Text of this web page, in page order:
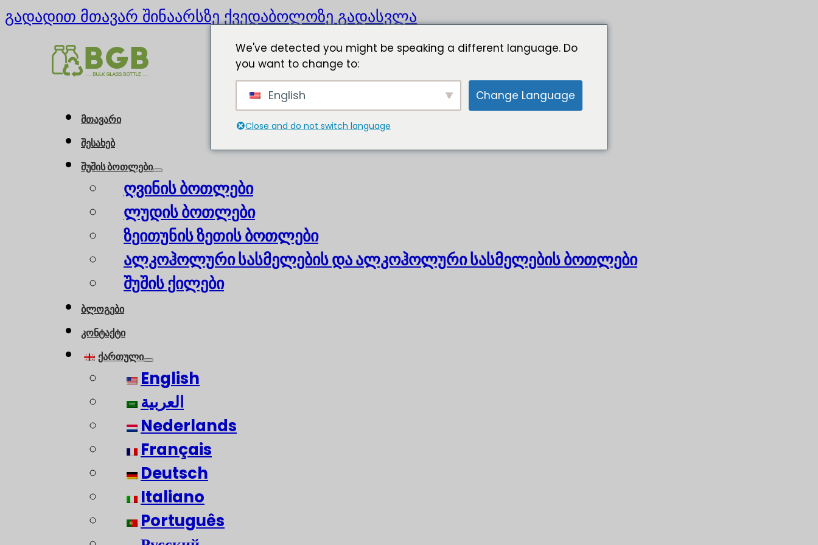
გადადით მთავარ შინაარსზექვედაბოლოზე გადასვლა
მთავარი
შესახებ
შუშის ბოთლები
ღვინის ბოთლები
ლუდის ბოთლები
ზეითუნის ზეთის ბოთლები
ალკოჰოლური სასმელების და ალკოჰოლური სასმელების ბოთლები
შუშის ქილები
ბლოგები
კონტაქტი
ქართული
English
العربية
Nederlands
Français
Deutsch
Italiano
Português
We've detected you might be speaking a different language. Do
you want to change to:
English Change Language
Close and do not switch language